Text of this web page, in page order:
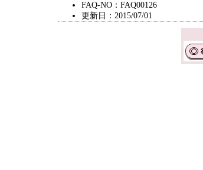
FAQ-NO：FAQ00126
更新日：2015/07/01